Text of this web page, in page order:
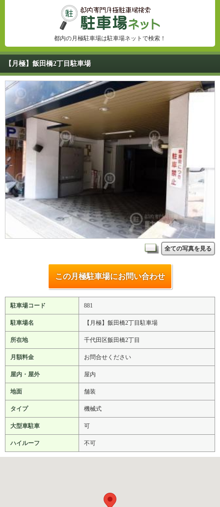
都内の月極駐車場は駐車場ネットで検索！
【月極】飯田橋2丁目駐車場
全ての写真を見る
この月極駐車場にお問い合わせ
駐車場コード 881
駐車場名 【月極】飯田橋2丁目駐車場
所在地 千代田区飯田橋2丁目
月額料金 お問合せください
屋内・屋外 屋内
地面 舗装
タイプ 機械式
大型車駐車 可
ハイルーフ 不可